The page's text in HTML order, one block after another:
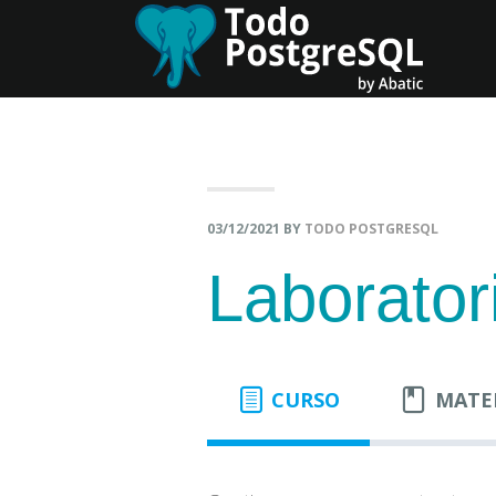
03/12/2021 BY TODO POSTGRESQL
CURSO